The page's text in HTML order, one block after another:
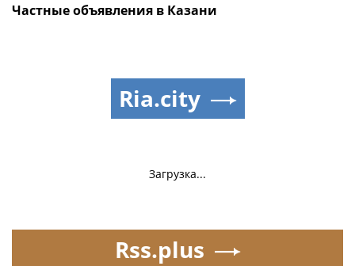
Частные объявления в Казани
Загрузка...
Ria.city
Rss.plus